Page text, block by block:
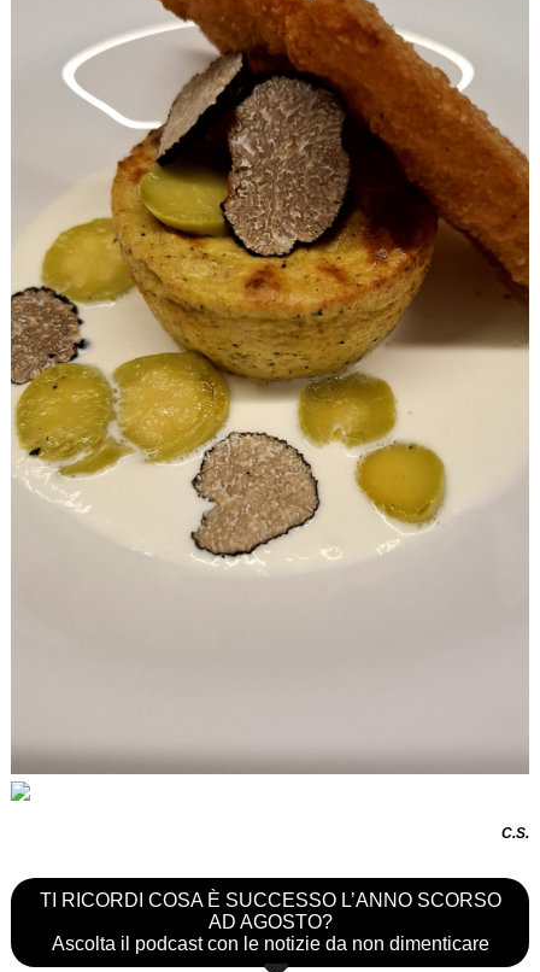
C.S.
TI RICORDI COSA È SUCCESSO L’ANNO SCORSO
AD AGOSTO?
Ascolta il podcast con le notizie da non dimenticare